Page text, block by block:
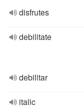
disfrutes
debilitate
debilitar
italic